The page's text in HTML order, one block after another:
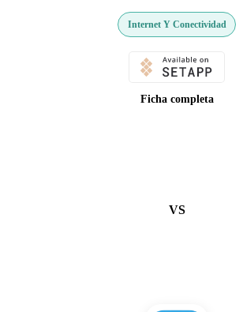
Internet Y Conectividad
Ficha completa
VS